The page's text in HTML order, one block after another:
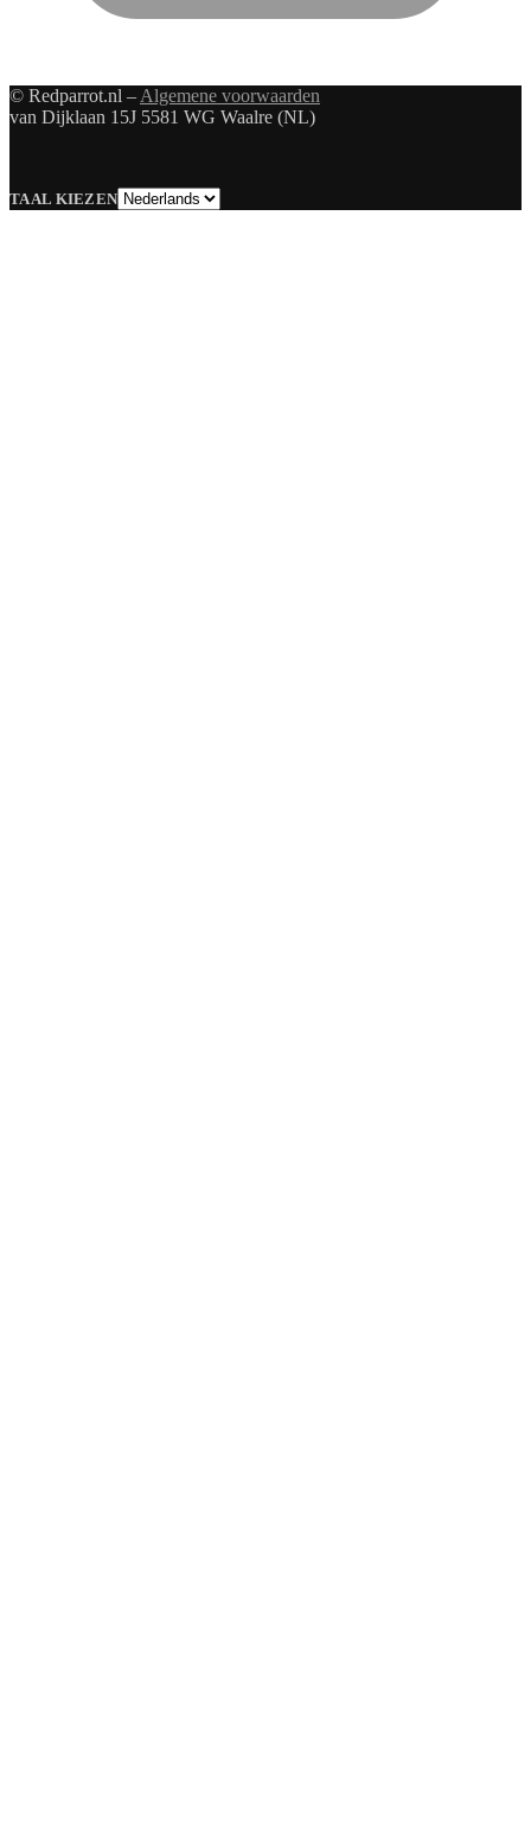
© Redparrot.nl – Algemene voorwaarden
van Dijklaan 15J 5581 WG Waalre (NL)
TAAL KIEZENTaal